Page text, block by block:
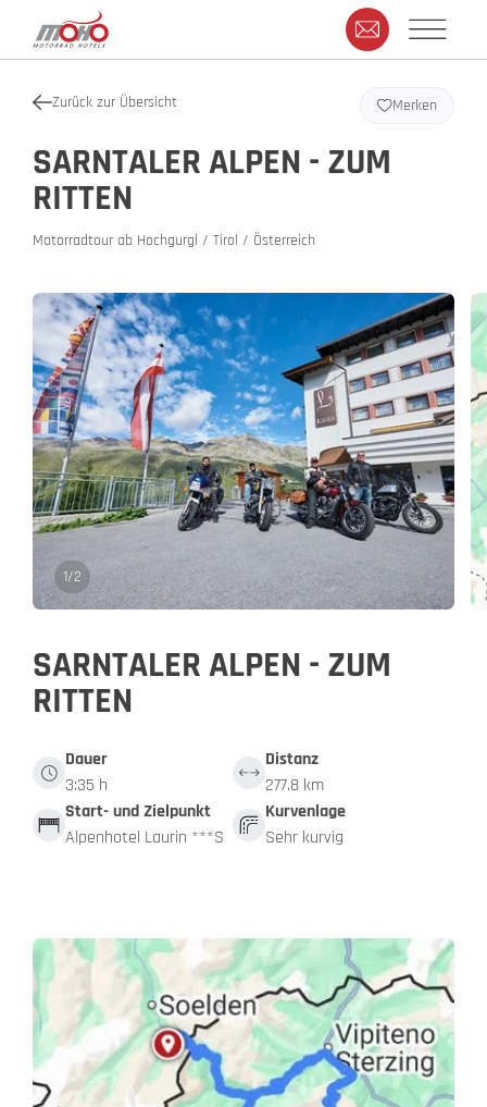
Zurück zur Übersicht
SARNTALER ALPEN - ZUM
RITTEN
Motorradtour ab Hochgurgl / Tirol / Österreich
Merken
1/2
SARNTALER ALPEN - ZUM
RITTEN
Dauer
3:35 h
Distanz
277.8 km
Start- und Zielpunkt
Alpenhotel Laurin ***S
Kurvenlage
Sehr kurvig